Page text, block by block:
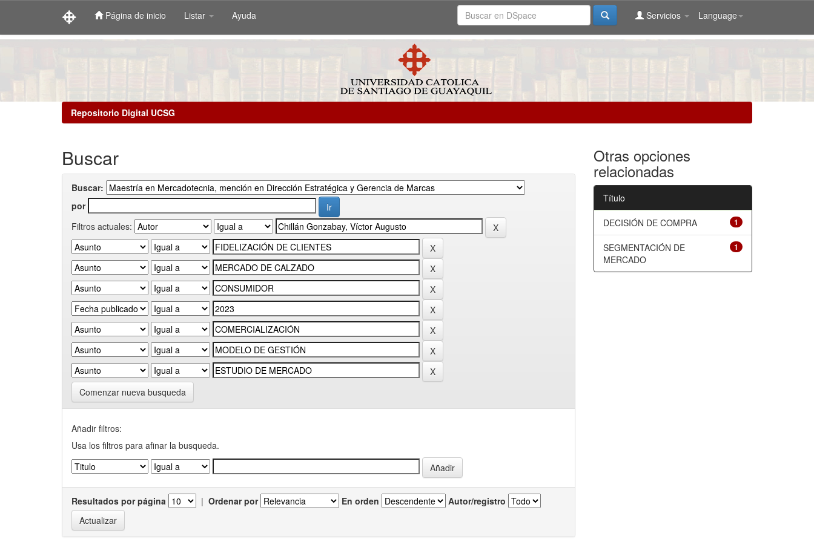
Página de inicio Listar Ayuda Language
Servicios
Repositorio Digital UCSG
Buscar
Buscar:
por
Filtros actuales:
Comenzar nueva busqueda
Añadir filtros:
Usa los filtros para afinar la busqueda.
Resultados por página | Ordenar por En orden Autor/registro
Otras opciones
relacionadas
Título
1
DECISIÓN DE COMPRA
1
SEGMENTACIÓN DE
MERCADO